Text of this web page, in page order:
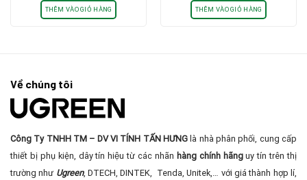
THÊM VÀO GIỎ HÀNG
3.5mm
là:
750.000₫.
THÊM VÀO GIỎ HÀNG
Về chúng tôi
Công Ty TNHH TM – DV VI TÍNH TẤN HƯNG là nhà phân phối, cung cấp
thiết bị phụ kiện, dây tín hiệu từ các nhãn hàng chính hãnguy tín trên thị
trường như Ugreen, DTECH, DINTEK, Tenda, Unitek,… với giá thành hợp lí,